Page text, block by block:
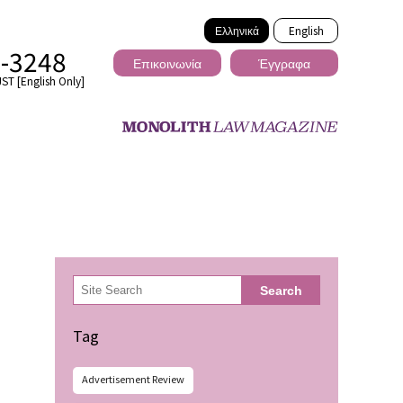
Ελληνικά English
3248
[English Only]
Επικοινωνία Έγγραφα
検
索 Search
Tag
Advertisement Review